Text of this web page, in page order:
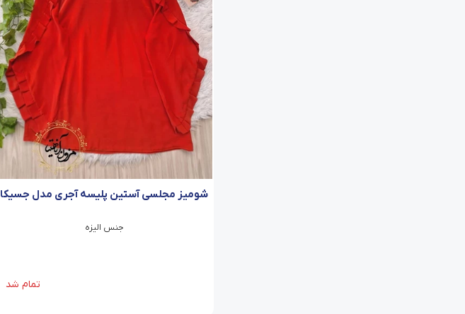
شومیز مجلسی آستین پلیسه آجری مدل جسیکا
جنس الیزه
تمام شد